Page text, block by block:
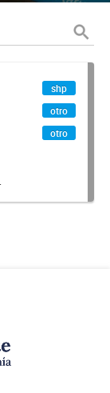
shp
otro
otro